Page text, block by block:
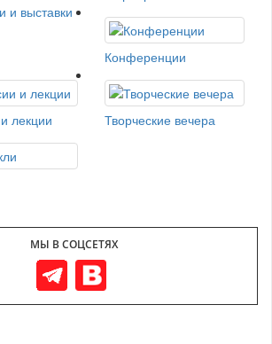
и выставки
Конференции
лекции Творческие вечера
МЫ В СОЦСЕТЯХ